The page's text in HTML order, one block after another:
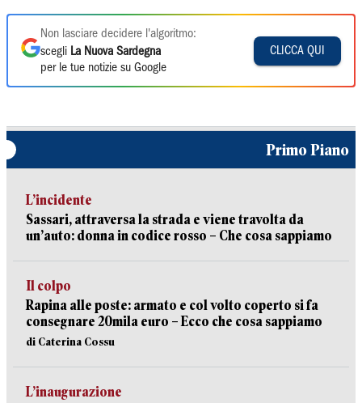
Non lasciare decidere l'algoritmo:
scegli La Nuova Sardegna
per le tue notizie su Google
CLICCA QUI
Primo Piano
L’incidente
Sassari, attraversa la strada e viene travolta da
un’auto: donna in codice rosso – Che cosa sappiamo
Il colpo
Rapina alle poste: armato e col volto coperto si fa
consegnare 20mila euro – Ecco che cosa sappiamo
di Caterina Cossu
L’inaugurazione